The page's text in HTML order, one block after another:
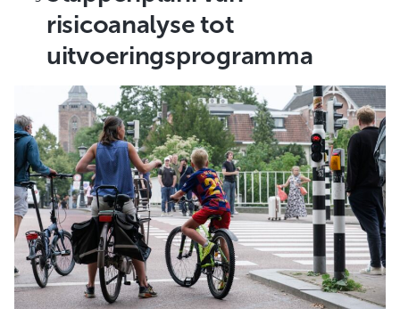
risicoanalyse tot
uitvoeringsprogramma